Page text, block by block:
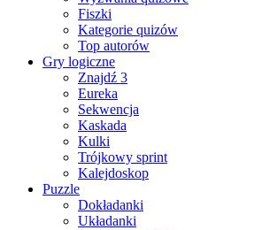
Fiszki
Kategorie quizów
Top autorów
Gry logiczne
Znajdź 3
Eureka
Sekwencja
Kaskada
Kulki
Trójkowy sprint
Kalejdoskop
Puzzle
Dokładanki
Układanki